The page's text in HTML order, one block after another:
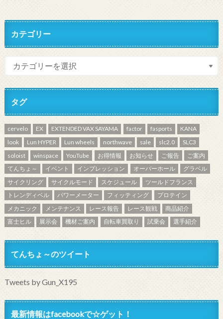
カテゴリー
タグ
cervelo EX EXTENDED VAX SAYAMA factor fasports
KANA
look
Lun HYPER Lun wheels northwave sale slc2.0
SLC3
soloist
winspace YouTube お得情報 お知らせ ご報告
ご案内
てんちょ～
イベント インプレッション オーバーホール
グラベル
サイクリング
サイクルモード スケジュール
ツールドフランス
トレンディベル
パワーメーター フィッティング
プロテイン
メカニック
メンテナンス レース報告 レース観戦
商品紹介
富士ヒル
展示会 機材ご案内 自転車買取り 試乗会 選手紹介
てんちょ～のツイート
Tweets by Gun_X195
最新情報はfacebookで☆ゲット！